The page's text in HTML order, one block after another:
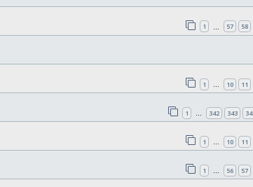
1 57 58
1 10 11
1 342 343
1 10 11
1 … 56 57